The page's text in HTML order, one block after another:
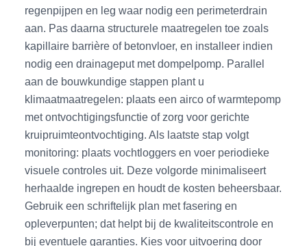
regenpijpen en leg waar nodig een perimeterdrain
aan. Pas daarna structurele maatregelen toe zoals
kapillaire barrière of betonvloer, en installeer indien
nodig een drainageput met dompelpomp. Parallel
aan de bouwkundige stappen plant u
klimaatmaatregelen: plaats een airco of warmtepomp
met ontvochtigingsfunctie of zorg voor gerichte
kruipruimteontvochtiging. Als laatste stap volgt
monitoring: plaats vochtloggers en voer periodieke
visuele controles uit. Deze volgorde minimaliseert
herhaalde ingrepen en houdt de kosten beheersbaar.
Gebruik een schriftelijk plan met fasering en
opleverpunten; dat helpt bij de kwaliteitscontrole en
bij eventuele garanties. Kies voor uitvoering door